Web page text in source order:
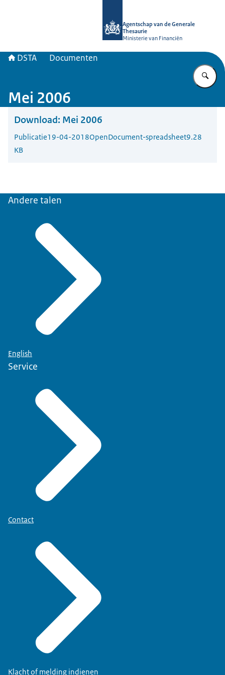
Agentschap van de Generale
Thesaurie
Ministerie van Financiën
DSTA Documenten
Mei 2006
Download: Mei 2006
Publicatie19-04-2018OpenDocument-spreadsheet9.28
KB
Andere talen
English
Service
Contact
Klacht of melding indienen